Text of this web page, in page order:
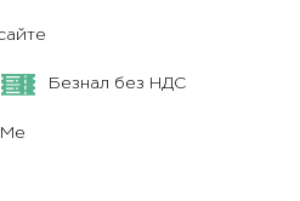
Безнал без НДС